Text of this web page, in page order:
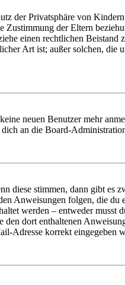
der Privatsphäre von
der Eltern
einen rechtlichen
Art ist; außer solchen,
neuen Benutzer mehr
an die Board-
diese stimmen, dann gibt es
Anweisungen folgen, die
werden – entweder musst
dort enthaltenen
Adresse korrekt eingegeben